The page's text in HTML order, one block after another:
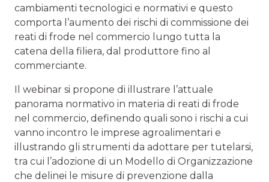
cambiamenti tecnologici e normativi e questo
comporta l’aumento dei rischi di commissione dei
reati di frode nel commercio lungo tutta la
catena della filiera, dal produttore fino al
commerciante.
Il webinar si propone di illustrare l’attuale
panorama normativo in materia di reati di frode
nel commercio, definendo quali sono i rischi a cui
vanno incontro le imprese agroalimentari e
illustrando gli strumenti da adottare per tutelarsi,
tra cui l’adozione di un Modello di Organizzazione
che delinei le misure di prevenzione dalla